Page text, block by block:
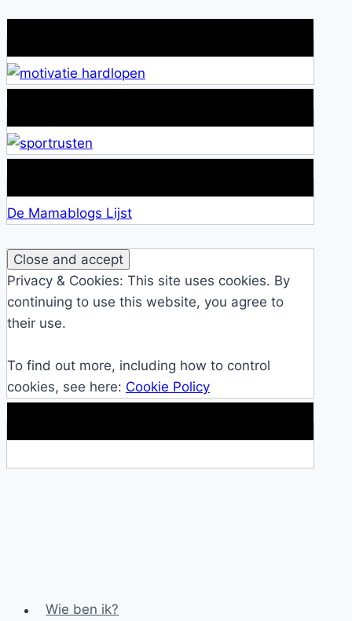
De Mamablogs Lijst
Privacy & Cookies: This site uses cookies. By
continuing to use this website, you agree to
their use.
To find out more, including how to control
cookies, see here: Cookie Policy
Wie ben ik?